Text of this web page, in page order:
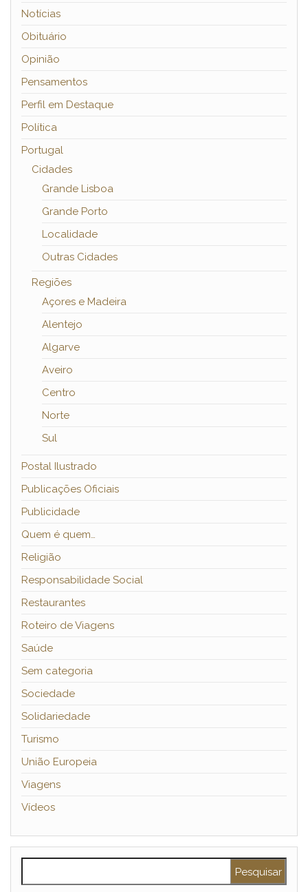
Notícias
Obituário
Opinião
Pensamentos
Perfil em Destaque
Política
Portugal
Cidades
Grande Lisboa
Grande Porto
Localidade
Outras Cidades
Regiões
Açores e Madeira
Alentejo
Algarve
Aveiro
Centro
Norte
Sul
Postal Ilustrado
Publicações Oficiais
Publicidade
Quem é quem…
Religião
Responsabilidade Social
Restaurantes
Roteiro de Viagens
Saúde
Sem categoria
Sociedade
Solidariedade
Turismo
União Europeia
Viagens
Vídeos